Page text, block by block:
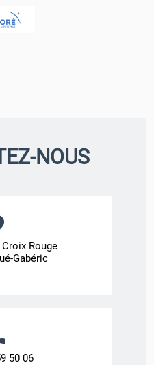
NOUS
Rouge
Gabéric
50 06